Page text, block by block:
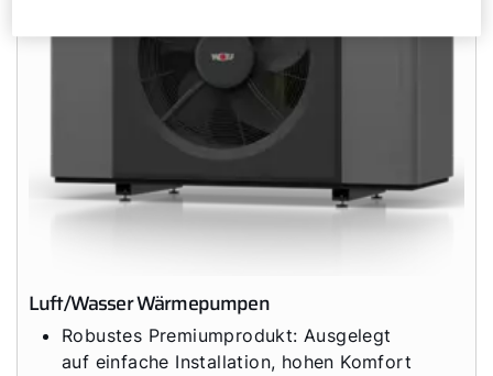
Luft/Wasser Wärmepumpen
Robustes Premiumprodukt: Ausgelegt
auf einfache Installation, hohen Komfort